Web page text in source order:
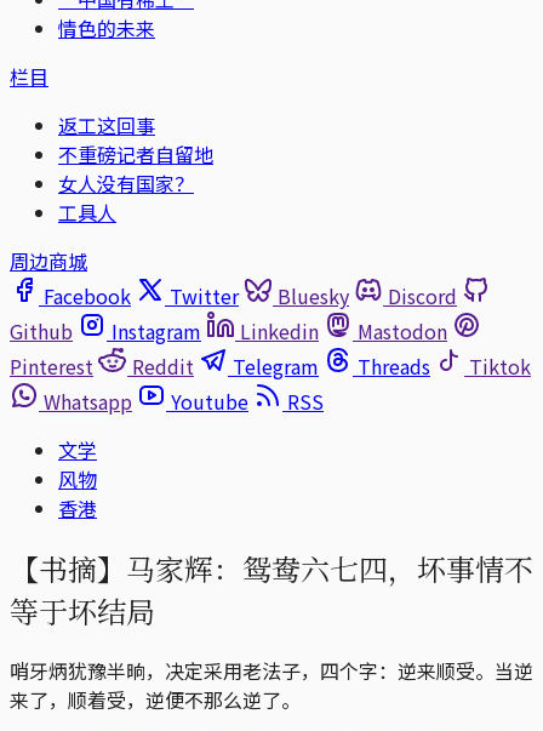
情色的未来
栏目
返工这回事
不重磅记者自留地
女人没有国家？
工具人
周边商城
Facebook
Twitter Bluesky
Discord
Github
Instagram Linkedin
Mastodon
Pinterest
Reddit Telegram Threads
Tiktok
Whatsapp
Youtube
RSS
文学
风物
香港
【书摘】马家辉：鸳鸯六七四，坏事情不
等于坏结局
哨牙炳犹豫半晌，决定采用老法子，四个字：逆来顺受。当逆
来了，顺着受，逆便不那么逆了。